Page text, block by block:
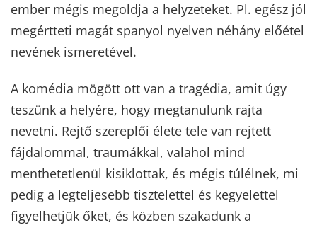
ember mégis megoldja a helyzeteket. Pl. egész jól
megértteti magát spanyol nyelven néhány előétel
nevének ismeretével.
A komédia mögött ott van a tragédia, amit úgy
teszünk a helyére, hogy megtanulunk rajta
nevetni. Rejtő szereplői élete tele van rejtett
fájdalommal, traumákkal, valahol mind
menthetetlenül kisiklottak, és mégis túlélnek, mi
pedig a legteljesebb tisztelettel és kegyelettel
figyelhetjük őket, és közben szakadunk a